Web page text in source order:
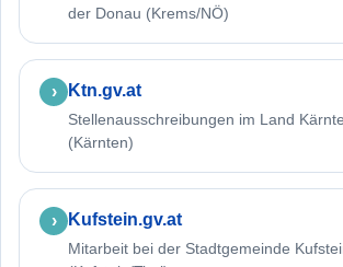
der Donau (Krems/NÖ)
Ktn.gv.at
Stellenausschreibungen im Land
(Kärnten)
Kufstein.gv.at
Mitarbeit bei der Stadtgemeinde